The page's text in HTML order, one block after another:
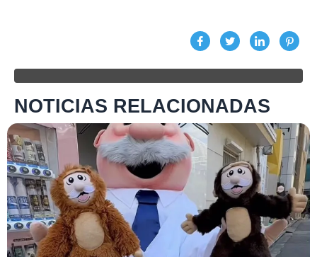
NOTICIAS RELACIONADAS